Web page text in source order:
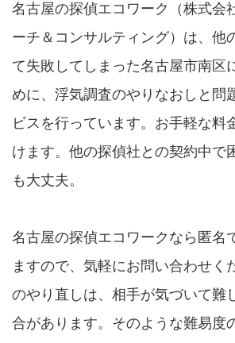
名古屋の探偵エコワーク（株式会
ーチ＆コンサルティング）は、他
て失敗してしまった名古屋市南区
めに、浮気調査のやりなおしと問
ビスを行っています。お手軽な料
けます。他の探偵社との契約中で
も大丈夫。
名古屋の探偵エコワークなら匿名
ますので、気軽にお問い合わせく
のやり直しは、相手が気づいて難
合があります。そのような難易度